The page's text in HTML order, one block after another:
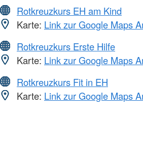
Rotkreuzkurs EH am Kind
Karte: Link zur Google Maps
Rotkreuzkurs Erste Hilfe
Karte: Link zur Google Maps
Rotkreuzkurs Fit in EH
Karte: Link zur Google Maps